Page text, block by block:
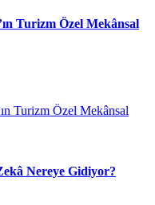
Turizm Özel Mekânsal
Nereye Gidiyor?